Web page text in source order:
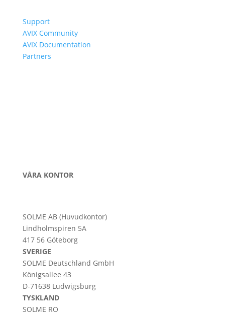
Support
AVIX Community
AVIX Documentation
Partners
VÅRA KONTOR
SOLME AB (Huvudkontor)
Lindholmspiren 5A
417 56 Göteborg
SVERIGE
SOLME Deutschland GmbH
Königsallee 43
D-71638 Ludwigsburg
TYSKLAND
SOLME RO